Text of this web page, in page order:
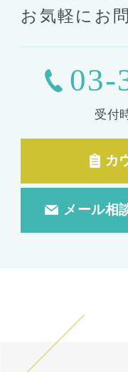
お気軽にお
03-
受付
カ
メール相